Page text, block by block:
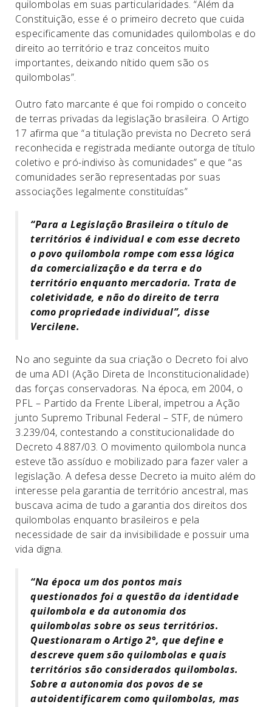
quilombolas em suas particularidades. “Além da
Constituição, esse é o primeiro decreto que cuida
especificamente das comunidades quilombolas e do
direito ao território e traz conceitos muito
importantes, deixando nítido quem são os
quilombolas”.
Outro fato marcante é que foi rompido o conceito
de terras privadas da legislação brasileira. O Artigo
17 afirma que “a titulação prevista no Decreto será
reconhecida e registrada mediante outorga de título
coletivo e pró-indiviso às comunidades” e que “as
comunidades serão representadas por suas
associações legalmente constituídas”
“Para a Legislação Brasileira o título de
territórios é individual e com esse decreto
o povo quilombola rompe com essa lógica
da comercialização e da terra e do
território enquanto mercadoria. Trata de
coletividade, e não do direito de terra
como propriedade individual”, disse
Vercilene.
No ano seguinte da sua criação o Decreto foi alvo
de uma ADI (Ação Direta de Inconstitucionalidade)
das forças conservadoras. Na época, em 2004, o
PFL – Partido da Frente Liberal, impetrou a Ação
junto Supremo Tribunal Federal – STF, de número
3.239/04, contestando a constitucionalidade do
Decreto 4.887/03. O movimento quilombola nunca
esteve tão assíduo e mobilizado para fazer valer a
legislação. A defesa desse Decreto ia muito além do
interesse pela garantia de território ancestral, mas
buscava acima de tudo a garantia dos direitos dos
quilombolas enquanto brasileiros e pela
necessidade de sair da invisibilidade e possuir uma
vida digna.
“Na época um dos pontos mais
questionados foi a questão da identidade
quilombola e da autonomia dos
quilombolas sobre os seus territórios.
Questionaram o Artigo 2°, que define e
descreve quem são quilombolas e quais
territórios são considerados quilombolas.
Sobre a autonomia dos povos de se
autoidentificarem como quilombolas, mas